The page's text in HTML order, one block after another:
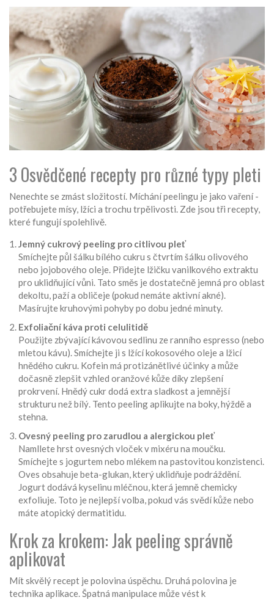
3 Osvědčené recepty pro různé typy pleti
Nenechte se zmást složitostí. Míchání peelingu je jako vaření -
potřebujete mísy, lžíci a trochu trpělivosti. Zde jsou tři recepty,
které fungují spolehlivě.
Jemný cukrový peeling pro citlivou pleť
Smíchejte půl šálku bílého cukru s čtvrtím šálku olivového
nebo jojobového oleje. Přidejte lžičku vanilkového extraktu
pro uklidňující vůni. Tato směs je dostatečně jemná pro oblast
dekoltu, paží a obličeje (pokud nemáte aktivní akné).
Masírujte kruhovými pohyby po dobu jedné minuty.
Exfoliační káva proti celulitidě
Použijte zbývající kávovou sedlinu ze ranního espresso (nebo
mletou kávu). Smíchejte ji s lžící kokosového oleje a lžicí
hnědého cukru. Kofein má protizánětlivé účinky a může
dočasně zlepšit vzhled oranžové kůže díky zlepšení
prokrvení. Hnědý cukr dodá extra sladkost a jemnější
strukturu než bílý. Tento peeling aplikujte na boky, hýždě a
stehna.
Ovesný peeling pro zarudlou a alergickou pleť
Namllete hrst ovesných vloček v mixéru na moučku.
Smíchejte s jogurtem nebo mlékem na pastovitou konzistenci.
Oves obsahuje beta-glukan, který uklidňuje podráždění.
Jogurt dodává kyselinu mléčnou, která jemně chemicky
exfoliuje. Toto je nejlepší volba, pokud vás svědí kůže nebo
máte atopický dermatitidu.
Krok za krokem: Jak peeling správně
aplikovat
Mít skvělý recept je polovina úspěchu. Druhá polovina je
technika aplikace. Špatná manipulace může vést k